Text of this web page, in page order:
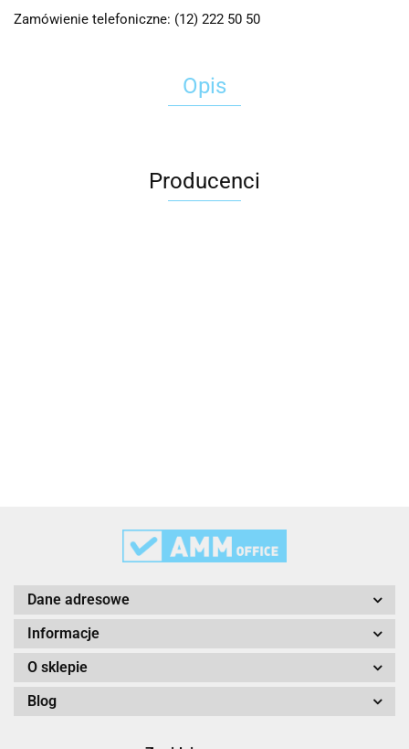
Zamówienie telefoniczne: (12) 222 50 50
Opis
Producenci
Dane adresowe
Informacje
O sklepie
Blog